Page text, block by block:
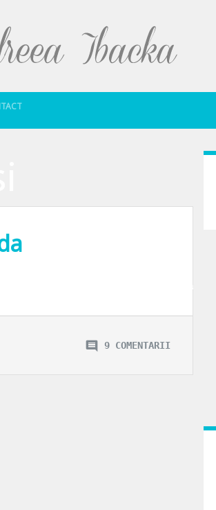
si la propriu si la figurat. Masina era
9 COMENTARII